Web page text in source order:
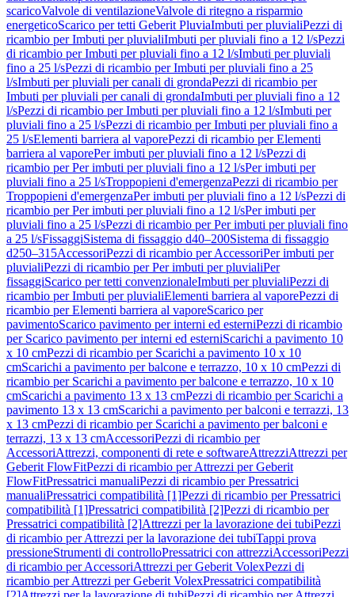
scaricoValvole di ventilazioneValvole di ritegno a risparmio
energeticoScarico per tetti Geberit PluviaImbuti per pluvialiPezzi di
ricambio per Imbuti per pluvialiImbuti per pluviali fino a 12 l/sPezzi
di ricambio per Imbuti per pluviali fino a 12 l/sImbuti per pluviali
fino a 25 l/sPezzi di ricambio per Imbuti per pluviali fino a 25
l/sImbuti per pluviali per canali di grondaPezzi di ricambio per
Imbuti per pluviali per canali di grondaImbuti per pluviali fino a 12
l/sPezzi di ricambio per Imbuti per pluviali fino a 12 l/sImbuti per
pluviali fino a 25 l/sPezzi di ricambio per Imbuti per pluviali fino a
25 l/sElementi barriera al vaporePezzi di ricambio per Elementi
barriera al vaporePer imbuti per pluviali fino a 12 l/sPezzi di
ricambio per Per imbuti per pluviali fino a 12 l/sPer imbuti per
pluviali fino a 25 l/sTroppopieni d'emergenzaPezzi di ricambio per
Troppopieni d'emergenzaPer imbuti per pluviali fino a 12 l/sPezzi di
ricambio per Per imbuti per pluviali fino a 12 l/sPer imbuti per
pluviali fino a 25 l/sPezzi di ricambio per Per imbuti per pluviali fino
a 25 l/sFissaggiSistema di fissaggio d40–200Sistema di fissaggio
d250–315AccessoriPezzi di ricambio per AccessoriPer imbuti per
pluvialiPezzi di ricambio per Per imbuti per pluvialiPer
fissaggiScarico per tetti convenzionaleImbuti per pluvialiPezzi di
ricambio per Imbuti per pluvialiElementi barriera al vaporePezzi di
ricambio per Elementi barriera al vaporeScarico per
pavimentoScarico pavimento per interni ed esterniPezzi di ricambio
per Scarico pavimento per interni ed esterniScarichi a pavimento 10
x 10 cmPezzi di ricambio per Scarichi a pavimento 10 x 10
cmScarichi a pavimento per balcone e terrazzo, 10 x 10 cmPezzi di
ricambio per Scarichi a pavimento per balcone e terrazzo, 10 x 10
cmScarichi a pavimento 13 x 13 cmPezzi di ricambio per Scarichi a
pavimento 13 x 13 cmScarichi a pavimento per balconi e terrazzi, 13
x 13 cmPezzi di ricambio per Scarichi a pavimento per balconi e
terrazzi, 13 x 13 cmAccessoriPezzi di ricambio per
AccessoriAttrezzi, componenti di rete e softwareAttrezziAttrezzi per
Geberit FlowFitPezzi di ricambio per Attrezzi per Geberit
FlowFitPressatrici manualiPezzi di ricambio per Pressatrici
manualiPressatrici compatibilità [1]Pezzi di ricambio per Pressatrici
compatibilità [1]Pressatrici compatibilità [2]Pezzi di ricambio per
Pressatrici compatibilità [2]Attrezzi per la lavorazione dei tubiPezzi
di ricambio per Attrezzi per la lavorazione dei tubiTappi prova
pressioneStrumenti di controlloPressatrici con attrezziAccessoriPezzi
di ricambio per AccessoriAttrezzi per Geberit VolexPezzi di
ricambio per Attrezzi per Geberit VolexPressatrici compatibilità